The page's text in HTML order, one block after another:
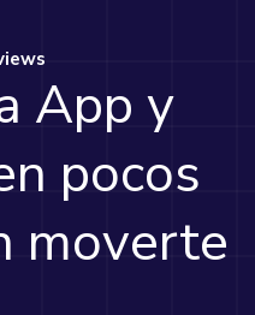
App y
pocos
moverte